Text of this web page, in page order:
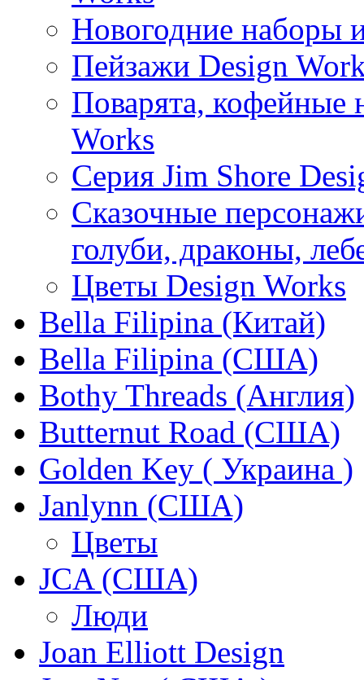
Новогодние наборы
Пейзажи Design
Поварята, кофейные
Works
Серия Jim Shore
Сказочные
голуби, драконы,
Цветы Design Works
Bella Filipina (Китай)
Bella Filipina (США)
Bothy Threads (Англия)
Butternut Road (США)
Golden Key ( Украина )
Janlynn (США)
Цветы
JCA (США)
Люди
Joan Elliott Design